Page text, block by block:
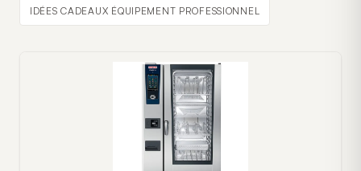
IDÉES CADEAUX ÉQUIPEMENT PROFESSIONNEL